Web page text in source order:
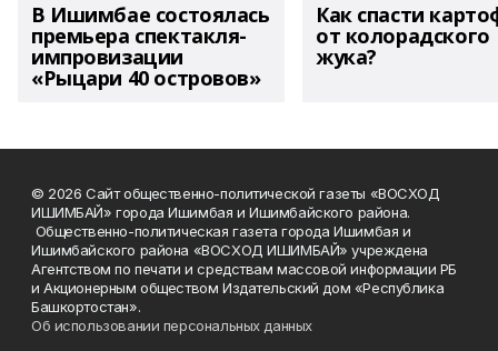
В Ишимбае состоялась
премьера спектакля-
импровизации
«Рыцари 40 островов»
Как спасти
от колорадского
жука?
© 2026 Сайт общественно-политической газеты «ВОСХОД
ИШИМБАЙ» города Ишимбая и Ишимбайского района.
Общественно-политическая газета города Ишимбая и
Ишимбайского района «ВОСХОД ИШИМБАЙ» учреждена
Агентством по печати и средствам массовой информации РБ
и Акционерным обществом Издательский дом «Республика
Башкортостан».
Об использовании персональных данных